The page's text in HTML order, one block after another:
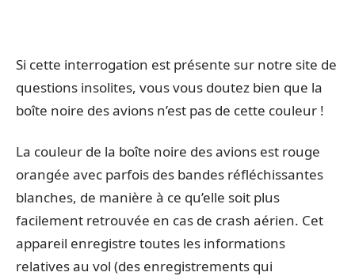
Si cette interrogation est présente sur notre site de
questions insolites, vous vous doutez bien que la
boîte noire des avions n’est pas de cette couleur !
La couleur de la boîte noire des avions est rouge
orangée avec parfois des bandes réfléchissantes
blanches, de manière à ce qu’elle soit plus
facilement retrouvée en cas de crash aérien. Cet
appareil enregistre toutes les informations
relatives au vol (des enregistrements qui